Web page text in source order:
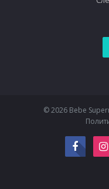
© 2026 Bebe